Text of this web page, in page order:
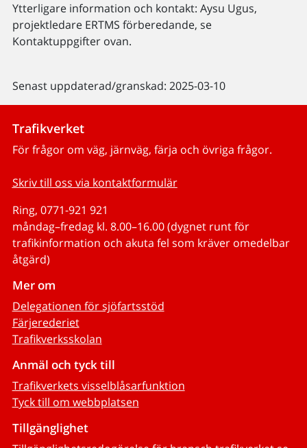
Ytterligare information och kontakt: Aysu Ugus,
projektledare ERTMS förberedande, se
Kontaktuppgifter ovan.
Senast uppdaterad/granskad: 2025-03-10
Trafikverket
För frågor om väg, järnväg, färja och övriga frågor.
Skriv till oss via kontaktformulär
Ring, 0771-921 921
måndag–fredag kl. 8.00–16.00 (dygnet runt för
trafikinformation och akuta fel som kräver omedelbar
åtgärd)
Mer om
Delegationen för sjöfartsstöd
Färjerederiet
Trafikverksskolan
Anmäl och tyck till
Trafikverkets visselblåsarfunktion
Tyck till om webbplatsen
Tillgänglighet